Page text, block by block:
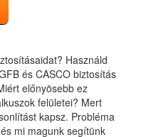
Használd
és CASCO biztosítás
előnyösebb ez
felületei? Mert
kapsz. Probléma
mi magunk segítünk